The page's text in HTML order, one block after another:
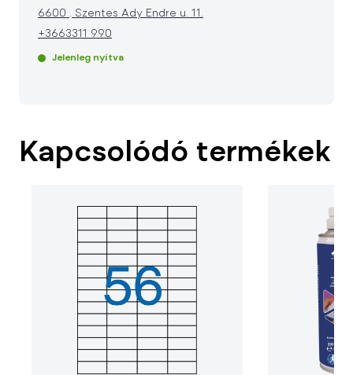
6600 . Szentes Ady Endre u. 11.
+3663311 990
Jelenleg nyitva
Kapcsolódó termékek